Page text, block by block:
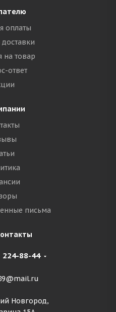
оплаты
на товар
ответ
письма
224-88-44
Новгород,